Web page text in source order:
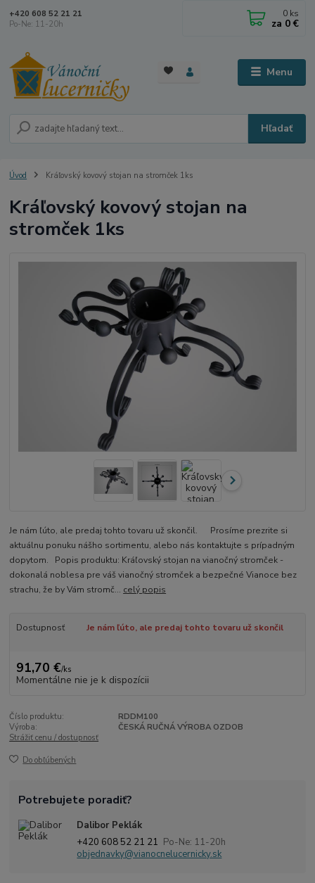
Menu
Hľadať
+420 608 52 21 21
Po-Ne: 11-20h
0 ks
za 0 €
Úvod Kráľovský kovový stojan na stromček 1ks
Kráľovský kovový stojan na
stromček 1ks
Je nám ľúto, ale predaj tohto tovaru už skončil. Prosíme prezrite si
aktuálnu ponuku nášho sortimentu, alebo nás kontaktujte s prípadným
dopytom. Popis produktu: Kráľovský stojan na vianočný stromček -
dokonalá noblesa pre váš vianočný stromček a bezpečné Vianoce bez
strachu, že by Vám stromč... celý popis
Dostupnosť Je nám ľúto, ale predaj tohto tovaru už skončil
91,70 €/ks
Momentálne nie je k dispozícii
Číslo produktu:
RDDM100
Výroba:
ČESKÁ RUČNÁ VÝROBA OZDOB
Strážiť cenu / dostupnosť
Do obľúbených
Potrebujete poradiť?
Dalibor Peklák
+420 608 52 21 21 Po-Ne: 11-20h
objednavky@vianocnelucernicky.sk